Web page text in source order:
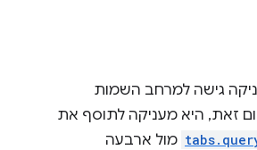
גישה למרחב השמות
זאת, היא מעניקה לתוסף את
מול ארבעה